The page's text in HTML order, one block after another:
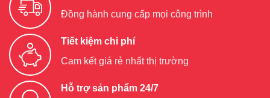
Đồng hành cung cấp mọi công trình
Tiết kiệm chi phí
Cam kết giá rẻ nhất thị trường
Hỗ trợ sản phẩm 24/7